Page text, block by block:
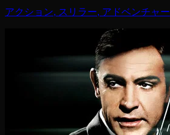
アクション, スリラー, アドベンチャー